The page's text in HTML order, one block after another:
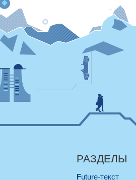
РАЗДЕЛЫ
Future-текст